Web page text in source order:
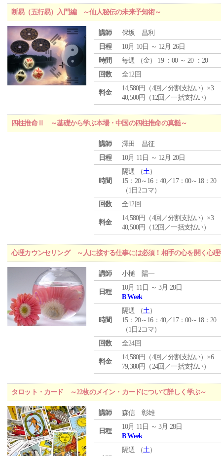
断易（五行易）入門編 ～仙人秘伝の未来予知術～
講師
保坂 昌利
日程
10月 10日 ～ 12月 26日
時間
毎週 （金） 19 ：00 ～ 20 ：20
回数
全12回
料金
14,580円（4回／分割支払い）×3
40,500円（12回／一括支払い）
四柱推命Ⅱ ～基礎から学ぶ本場・中国の四柱推命の真髄～
講師
澤田 昌征
日程
10月 11日 ～ 12月 20日
時間
隔週 （土）
15：20～16：40／17：00～18：20
（1日2コマ）
回数
全12回
料金
14,580円（4回／分割支払い）×3
40,500円（12回／一括支払い）
心理カウンセリング ～人に接する仕事には必須！相手の心を開く心理
講師 小槌 陽一
日程
10月 11日 ～ 3月 28日
B Week
時間
隔週 （土）
15：20～16：40／17：00～18：20
（1日2コマ）
回数
全24回
料金
14,580円（4回／分割支払い）×6
79,380円（24回／一括支払い）
タロット・カード ～22枚のメイン・カードについて詳しく学ぶ～
講師 森信 彰雄
日程
10月 11日 ～ 3月 28日
B Week
隔週 （土）